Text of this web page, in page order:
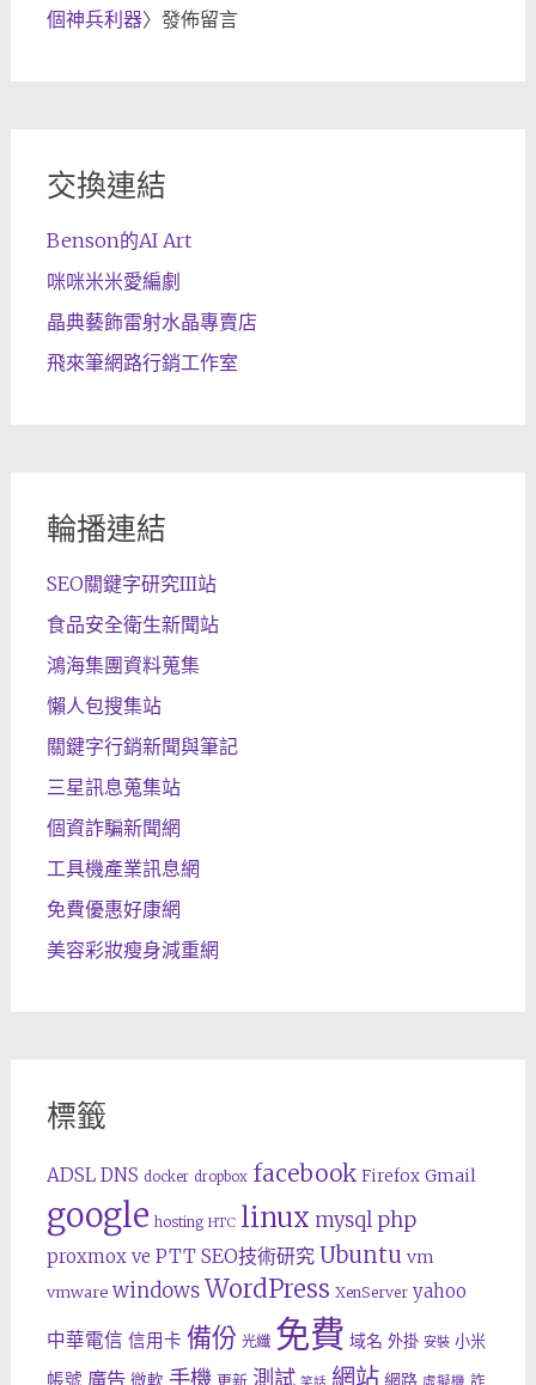
個神兵利器〉發佈留言
交換連結
Benson的AI Art
咪咪米米愛編劇
晶典藝飾雷射水晶專賣店
飛來筆網路行銷工作室
輪播連結
SEO關鍵字研究III站
食品安全衛生新聞站
鴻海集團資料蒐集
懶人包搜集站
關鍵字行銷新聞與筆記
三星訊息蒐集站
個資詐騙新聞網
工具機產業訊息網
免費優惠好康網
美容彩妝瘦身減重網
標籤
ADSL DNS docker dropbox facebook Firefox Gmail
google hosting HTC linux mysql php
proxmox ve PTT SEO技術研究 Ubuntu vm
vmware windows WordPress XenServer yahoo
中華電信 信用卡 備份 光纖 免費 域名 外掛 安裝 小米
帳號 廣告 微軟 手機 更新 測試 網站 網路 虛擬機 詐